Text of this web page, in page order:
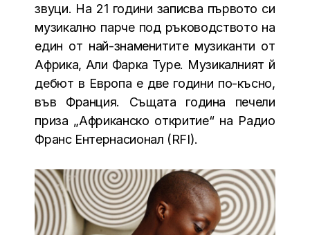
звуци. На 21 години записва първото си
музикално парче под ръководството на
един от най-знаменитите музиканти от
Африка, Али Фарка Туре. Музикалният й
дебют в Европа е две години по-късно,
във Франция. Същата година печели
приза „Африканско откритие“ на Радио
Франс Ентернасионал (RFI).